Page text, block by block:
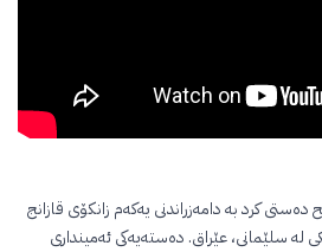
ساڵح دەستی کرد بە دامەزراندنی یەکەم زانکۆی قازانج
سلێمانی، عێراق. دەستەیەکی ئەمینداری